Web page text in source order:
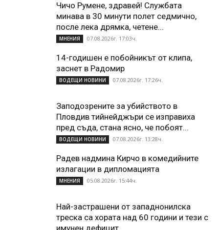
Чичо Румене, здравей! Службата
минава в 30 минути полет седмично,
после лека дрямка, четене...
МНЕНИЯ 07.08.2026г. 17:03ч.
14-годишен е побойникът от клипа,
заснет в Радомир
ВОДЕЩИ НОВИНИ 07.08.2026г. 17:26ч.
Заподозрените за убийството в
Пловдив тийнейджъри се изправиха
пред съда, стана ясно, че побоят...
ВОДЕЩИ НОВИНИ 07.08.2026г. 13:28ч.
Радев надмина Кирчо в комедийните
излагации в дипломацията
МНЕНИЯ 05.08.2026г. 15:44ч.
Най-застрашени от западнонилска
треска са хората над 60 години и тези с